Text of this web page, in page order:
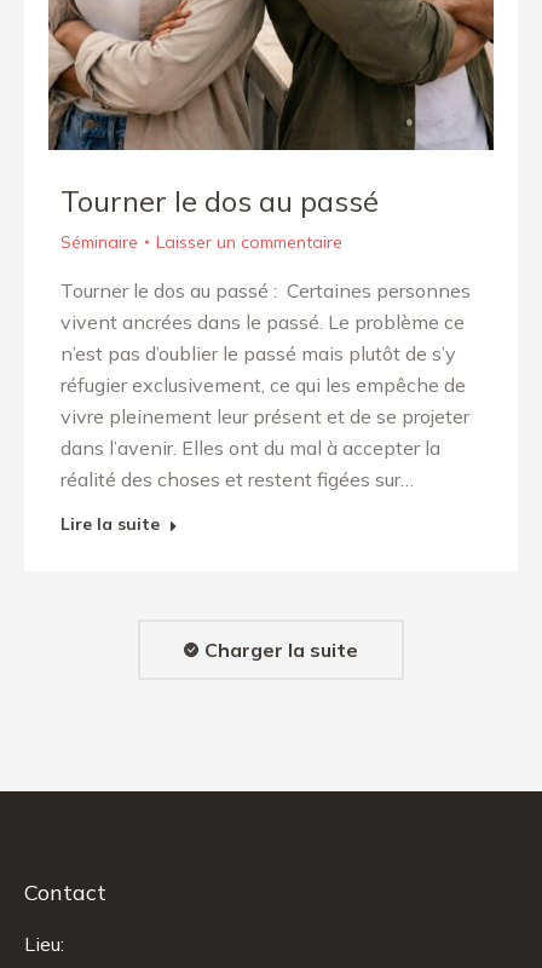
Tourner le dos au passé
Séminaire Laisser un commentaire
Tourner le dos au passé : Certaines personnes
vivent ancrées dans le passé. Le problème ce
n’est pas d’oublier le passé mais plutôt de s’y
réfugier exclusivement, ce qui les empêche de
vivre pleinement leur présent et de se projeter
dans l’avenir. Elles ont du mal à accepter la
réalité des choses et restent figées sur…
Lire la suite
Charger la suite
Contact
Lieu: